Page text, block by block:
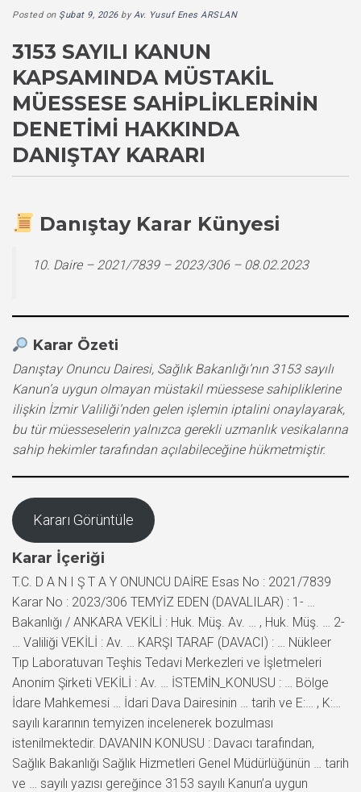
Posted on Şubat 9, 2026byAv. Yusuf Enes ARSLAN
3153 SAYILI KANUN
KAPSAMINDA MÜSTAKIL
MÜESSESE SAHIPLIKLERININ
DENETIMI HAKKINDA
DANIŞTAY KARARI
Danıştay Karar Künyesi
10. Daire – 2021/7839 – 2023/306 – 08.02.2023
Karar Özeti
Danıştay Onuncu Dairesi, Sağlık Bakanlığı’nın 3153 sayılı
Kanun’a uygun olmayan müstakil müessese sahipliklerine
ilişkin İzmir Valiliği’nden gelen işlemin iptalini onaylayarak,
bu tür müesseselerin yalnızca gerekli uzmanlık vesikalarına
sahip hekimler tarafından açılabileceğine hükmetmiştir.
Kararı Görüntüle
Karar İçeriği
T.C. D A N I Ş T A Y ONUNCU DAİRE Esas No : 2021/7839
Karar No : 2023/306 TEMYİZ EDEN (DAVALILAR) : 1- …
Bakanlığı / ANKARA VEKİLİ : Huk. Müş. Av. … , Huk. Müş. … 2-
… Valiliği VEKİLİ : Av. … KARŞI TARAF (DAVACI) : … Nükleer
Tıp Laboratuvarı Teşhis Tedavi Merkezleri ve İşletmeleri
Anonim Şirketi VEKİLİ : Av. … İSTEMİN_KONUSU : … Bölge
İdare Mahkemesi … İdari Dava Dairesinin … tarih ve E:… , K:…
sayılı kararının temyizen incelenerek bozulması
istenilmektedir. DAVANIN KONUSU : Davacı tarafından,
Sağlık Bakanlığı Sağlık Hizmetleri Genel Müdürlüğünün … tarih
ve … sayılı yazısı gereğince 3153 sayılı Kanun’a uygun